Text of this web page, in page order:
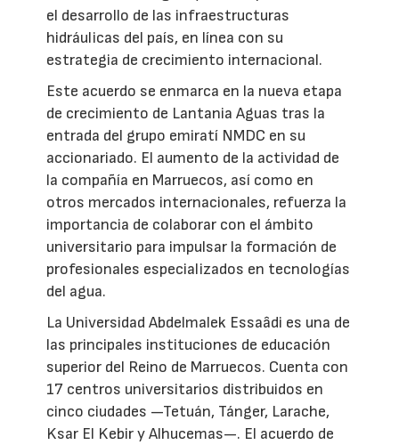
el desarrollo de las infraestructuras
hidráulicas del país, en línea con su
estrategia de crecimiento internacional.
Este acuerdo se enmarca en la nueva etapa
de crecimiento de Lantania Aguas tras la
entrada del grupo emiratí NMDC en su
accionariado. El aumento de la actividad de
la compañía en Marruecos, así como en
otros mercados internacionales, refuerza la
importancia de colaborar con el ámbito
universitario para impulsar la formación de
profesionales especializados en tecnologías
del agua.
La Universidad Abdelmalek Essaâdi es una de
las principales instituciones de educación
superior del Reino de Marruecos. Cuenta con
17 centros universitarios distribuidos en
cinco ciudades —Tetuán, Tánger, Larache,
Ksar El Kebir y Alhucemas—. El acuerdo de